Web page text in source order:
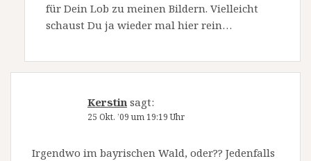
für Dein Lob zu meinen Bildern. Vielleicht
schaust Du ja wieder mal hier rein…
Kerstin sagt:
25 Okt. ’09 um 19:19 Uhr
Irgendwo im bayrischen Wald, oder?? Jedenfalls